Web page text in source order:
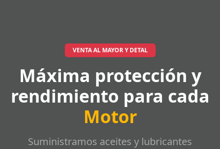
VENTA AL MAYOR Y DETAL
Máxima protección y
rendimiento para cada
Motor
Suministramos aceites y lubricantes